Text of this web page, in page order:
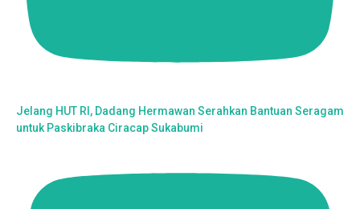
Jelang HUT RI, Dadang Hermawan Serahkan Bantuan Seragam
untuk Paskibraka Ciracap Sukabumi